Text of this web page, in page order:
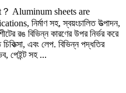
Aluminum sheets are
, নির্মাণ সহ, স্বয়ংচালিত উত্পাদন,
রঙ বিভিন্ন কারণের উপর নির্ভর করে
চিকিত্সা, এবং লেপ. বিভিন্ন পদ্ধতির
পেইন্ট সহ ...